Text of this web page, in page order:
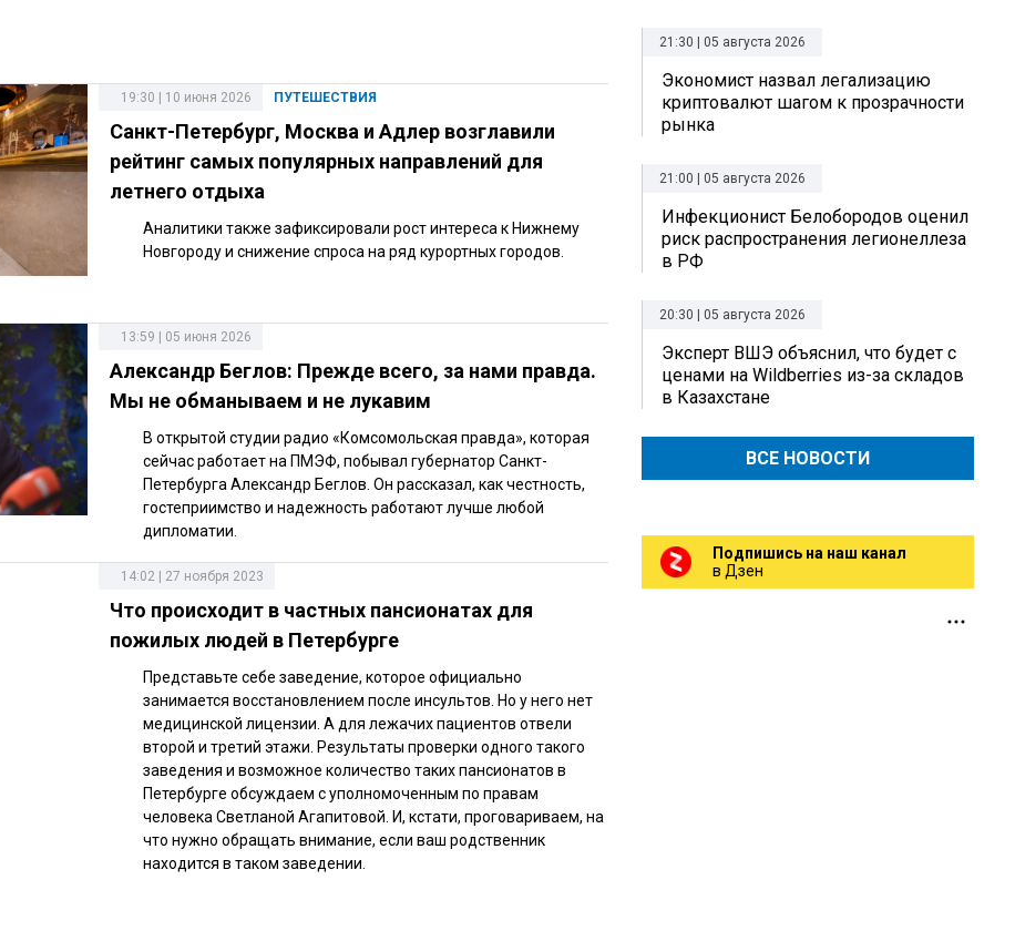
ПУТЕШЕСТВИЯ
19:30 | 10 июня 2026
Санкт-Петербург, Москва и Адлер возглавили
рейтинг самых популярных направлений для
летнего отдыха
Аналитики также зафиксировали рост интереса к Нижнему
Новгороду и снижение спроса на ряд курортных городов.
13:59 | 05 июня 2026
Александр Беглов: Прежде всего, за нами правда.
Мы не обманываем и не лукавим
В открытой студии радио «Комсомольская правда», которая
сейчас работает на ПМЭФ, побывал губернатор Санкт-
Петербурга Александр Беглов. Он рассказал, как честность,
гостеприимство и надежность работают лучше любой
дипломатии.
14:02 | 27 ноября 2023
Что происходит в частных пансионатах для
пожилых людей в Петербурге
Представьте себе заведение, которое официально
занимается восстановлением после инсультов. Но у него нет
медицинской лицензии. А для лежачих пациентов отвели
второй и третий этажи. Результаты проверки одного такого
заведения и возможное количество таких пансионатов в
Петербурге обсуждаем с уполномоченным по правам
человека Светланой Агапитовой. И, кстати, проговариваем, на
что нужно обращать внимание, если ваш родственник
находится в таком заведении.
21:30 | 05 августа 2026
Экономист назвал легализацию
криптовалют шагом к прозрачности
рынка
21:00 | 05 августа 2026
Инфекционист Белобородов оценил
риск распространения легионеллеза
в РФ
20:30 | 05 августа 2026
Эксперт ВШЭ объяснил, что будет с
ценами на Wildberries из-за складов
в Казахстане
ВСЕ НОВОСТИ
Подпишись на наш канал
в Дзен